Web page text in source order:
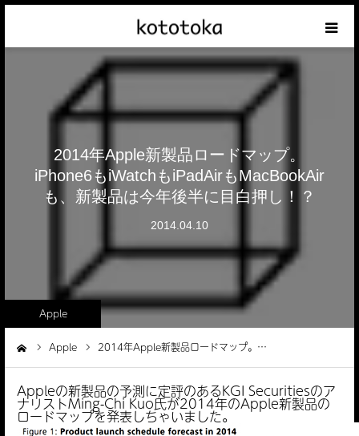
2014年Apple新製品ロードマップ。
iPhone6もiWatchもiPadAirもMacBookAir
も、新製品は今年後半に目白押し！？
2014.04.10
Apple
Apple 2014年Apple新製品ロードマップ。…
Appleの新製品の予測に定評のあるKGI Securitiesのア
ナリストMing-Chi Kuo氏が2014年のApple新製品の
ロードマップを発表しちゃいました。
Appleの話
クレジットカードの話
iPhoneの話
その他の話
テーマリスト